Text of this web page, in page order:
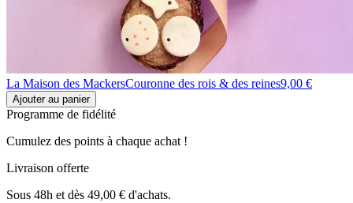
La Maison des MackersCouronne des rois & des reines9,00 €
Ajouter au panier
Programme de fidélité
Cumulez des points à chaque achat !
Livraison offerte
Sous 48h et dès 49,00 € d'achats.